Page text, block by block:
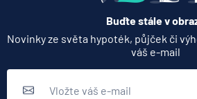
Buďte stále v
Novinky ze světa hypoték, půjček či
váš e-mail